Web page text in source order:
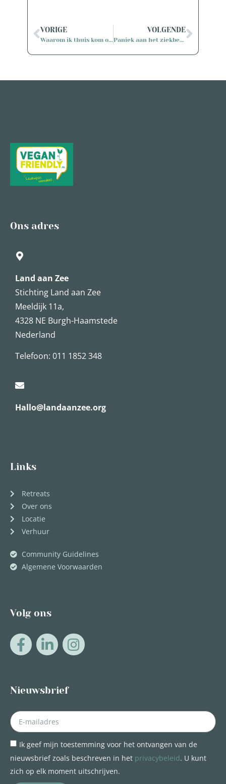
VORIGE
Waarom ik thuis kom op Land aan Zee
VOLGENDE
Paniek aan het ziekbed, Yvonne van Iersel
Ons adres
Land aan Zee
Stichting Land aan Zee
Meeldijk 11a,
4328 NE Burgh-Haamstede
Nederland
Telefoon: 011 1852 348
Hallo@landaanzee.org
Links
Retreats
Over ons
Locatie
Verhuur
Community Guidelines
Algemene Voorwaarden
Volg ons
Nieuwsbrief
Ik geef mijn toestemming voor het ontvangen van de
nieuwsbrief zoals beschreven in het privacybeleid. U kunt
zich op elk moment uitschrijven.